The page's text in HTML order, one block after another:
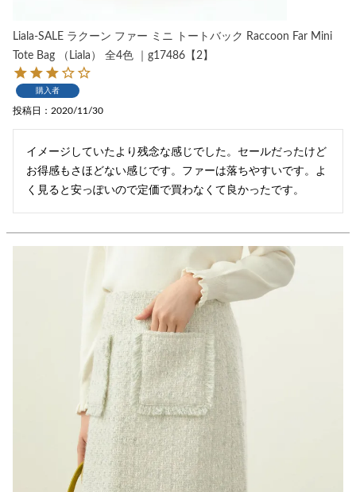
Liala-SALE ラクーン ファー ミニ トートバック Raccoon Far Mini
Tote Bag （Liala） 全4色 ｜g17486【2】
購入者
投稿日 2020/11/30
イメージしていたより残念な感じでした。セールだったけど
お得感もさほどない感じです。ファーは落ちやすいです。よ
く見ると安っぽいので定価で買わなくて良かったです。